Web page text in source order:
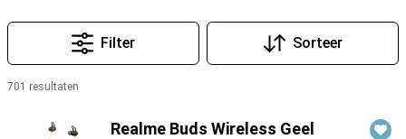
Filter Sorteer
701 resultaten
Realme Buds Wireless Geel